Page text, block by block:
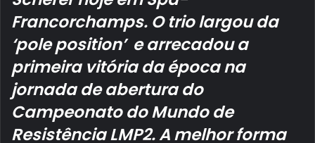
Francorchamps. O trio largou da
‘pole position’ e arrecadou a
primeira vitória da época na
jornada de abertura do
Campeonato do Mundo de
Resistência LMP2. A melhor forma